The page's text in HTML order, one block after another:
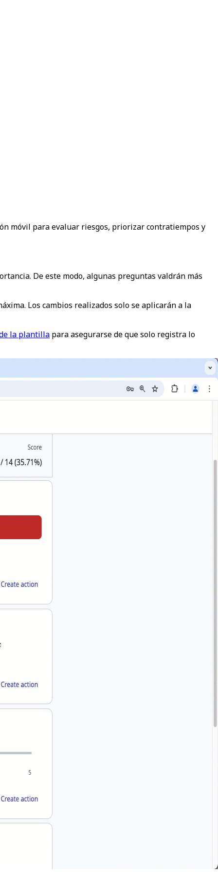
móvil para evaluar riesgos, priorizar contratiempos y
De este modo, algunas preguntas valdrán más
Los cambios realizados solo se aplicarán a la
la plantilla para asegurarse de que solo registra lo